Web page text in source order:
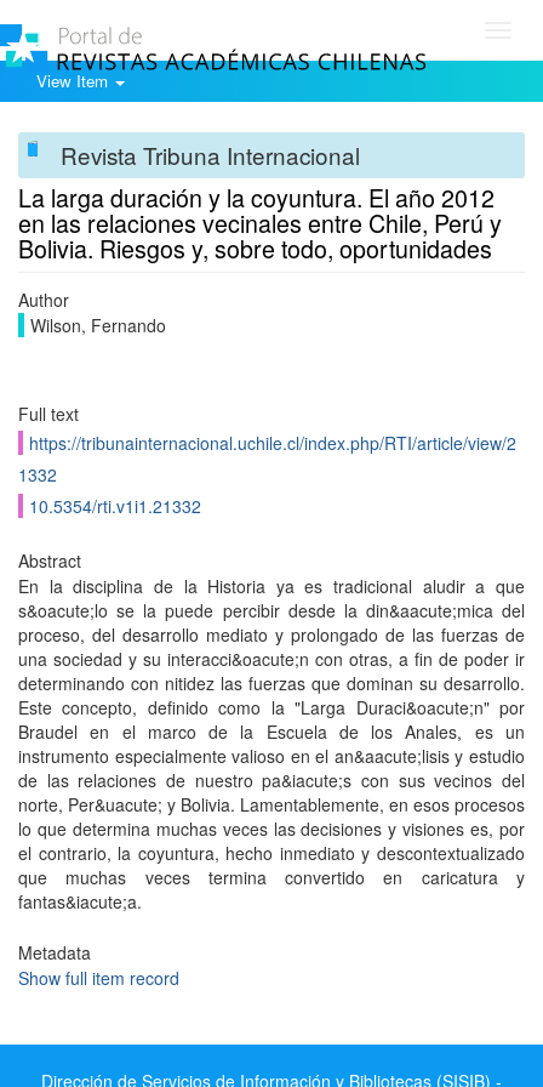
View Item
Revista Tribuna Internacional
La larga duración y la coyuntura. El año 2012
en las relaciones vecinales entre Chile, Perú y
Bolivia. Riesgos y, sobre todo, oportunidades
Author
Wilson, Fernando
Full text
https://tribunainternacional.uchile.cl/index.php/RTI/article/view/2
1332
10.5354/rti.v1i1.21332
Abstract
En la disciplina de la Historia ya es tradicional aludir a que
s&oacute;lo se la puede percibir desde la din&aacute;mica del
proceso, del desarrollo mediato y prolongado de las fuerzas de
una sociedad y su interacci&oacute;n con otras, a fin de poder ir
determinando con nitidez las fuerzas que dominan su desarrollo.
Este concepto, definido como la "Larga Duraci&oacute;n" por
Braudel en el marco de la Escuela de los Anales, es un
instrumento especialmente valioso en el an&aacute;lisis y estudio
de las relaciones de nuestro pa&iacute;s con sus vecinos del
norte, Per&uacute; y Bolivia. Lamentablemente, en esos procesos
lo que determina muchas veces las decisiones y visiones es, por
el contrario, la coyuntura, hecho inmediato y descontextualizado
que muchas veces termina convertido en caricatura y
fantas&iacute;a.
Metadata
Show full item record
Dirección de Servicios de Información y Bibliotecas (SISIB) -